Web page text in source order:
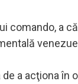
comando, a
a acţiona în